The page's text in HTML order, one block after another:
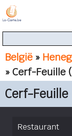
België »
» Cerf-Feuille
Cerf-Feuille
Restaurant